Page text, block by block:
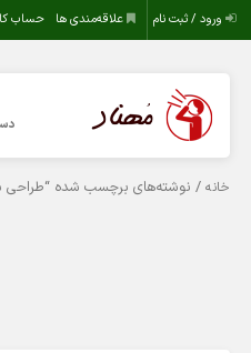
ورود / ثبت نام علاقه‌مندی ها حساب
خانه / نوشته‌های برچسب شده “طراحی